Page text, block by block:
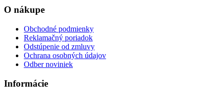
O nákupe
Obchodné podmienky
Reklamačný poriadok
Odstúpenie od zmluvy
Ochrana osobných údajov
Odber noviniek
Informácie